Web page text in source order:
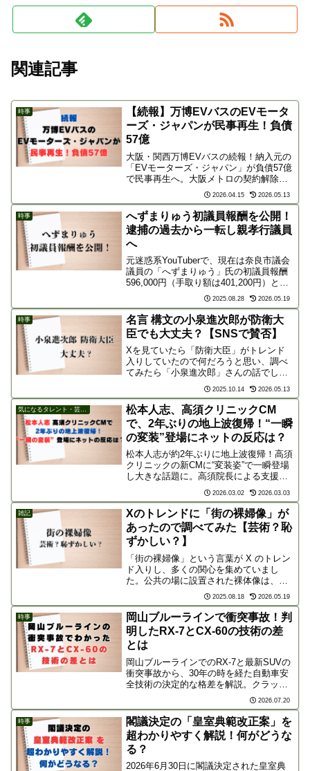
関連記事
時事
【続報】万博EVバスのEVモータ
ーズ・ジャパンが民事再生！負債
57億
大阪・関西万博EVバスの続報！納入元の
「EVモーターズ・ジャパン」が負債57億
で民事再生へ。大阪メトロの契約解除や
補助金返還など、ネットでは「計画倒産
では」と怒りの声が殺到。事態の経緯と
世間の反応を解説します。
2026.04.15 2026.05.13
時事
へずまりゅう初議員報酬を公開！
逮捕の過去から一転し親孝行議員
へ
元迷惑系YouTuberで、現在は奈良市議会
議員の「へずまりゅう」氏の初議員報酬
596,000円（手取り額は401,200円）と、
その報酬を親孝行の為に使ったことが話
題になっています。かつて悪い意味で世
間を騒がせまくったへずま氏の今回の話
題...
2025.08.28 2026.05.19
時事
名言 構文の小泉進次郎が防衛大
臣でも大丈夫？【SNSで賛否】
Xを見ていたら「防衛大臣」がトレンド
入りしていたので何だろうと思い、調べ
てみたら「小泉進次郎」さんの話でし
た。「小泉進次郎 構文」が気になる方
は、下にスクロールするか目次の「おま
け」から飛んでください。「防衛大臣」
がなぜトレンド入り？自民党...
2025.10.14 2026.05.13
松本人志、高須クリニックCM
で、2年ぶりの地上波復帰！“一瞬
の変装”登場にネットの反応は？
松本人志が約2年ぶりに地上波復帰！高須
クリニックの新CMに“変装姿”で一瞬登場
し大きな話題に。高須院長による支援の
舞台裏や、放送までの壁、そして「地上
波にこだわるべきか？」といったネット
上の賛否両論の声を詳しく解説。お笑い
界の帝王の現在地に迫ります。
2026.03.02 2026.03.03
雑記
Xのトレンドに「街の裸婦像」が
あったので調べてみた【芸術？恥
ずかしい？】
「街の裸婦像」という言葉が X のトレン
ド入りし、多くの関心を集めていまし
た。公共の場に設置された裸体像は、古
くから議論の対象となってきましたが、
現代の価値観の変化とともに、その存在
意義が改めて問われているようです。芸
術作品として受け入れら...
2025.08.18 2026.05.19
時事
岡山ブルーラインで衝突事故！判
明したRX-7とCX-60の技術の差
とは
岡山ブルーラインでのRX-7と最新SUVの
衝突事故から、30年の時を経た自動車安
全技術の決定的な格差を解説。クラッシ
ャブルゾーンや素材の進化が命を分けた
理由と、旧車に乗るリスクと心構えに迫
ります。
2026.07.20
時事
閣議決定の「皇室典範改正案」を
超わかりやすく解説！何がどうな
る？
2026年6月30日に閣議決定された皇室典